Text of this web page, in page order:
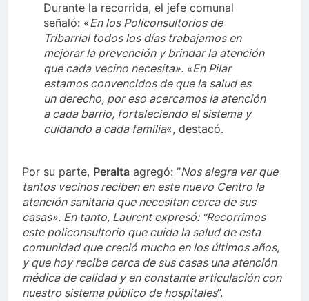
Durante la recorrida, el jefe comunal
señaló: «En los Policonsultorios de
Tribarrial todos los días trabajamos en
mejorar la prevención y brindar la atención
que cada vecino necesita». «En Pilar
estamos convencidos de que la salud es
un derecho, por eso acercamos la atención
a cada barrio, fortaleciendo el sistema y
cuidando a cada familia«, destacó.
Por su parte, Peralta agregó: “Nos alegra ver que
tantos vecinos reciben en este nuevo Centro la
atención sanitaria que necesitan cerca de sus
casas». En tanto, Laurent expresó: “Recorrimos
este policonsultorio que cuida la salud de esta
comunidad que creció mucho en los últimos años,
y que hoy recibe cerca de sus casas una atención
médica de calidad y en constante articulación con
nuestro sistema público de hospitales”.